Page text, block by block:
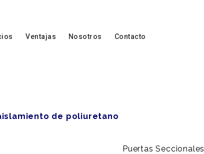
Ventajas Nosotros Contacto
de poliuretano
Puertas Seccionales